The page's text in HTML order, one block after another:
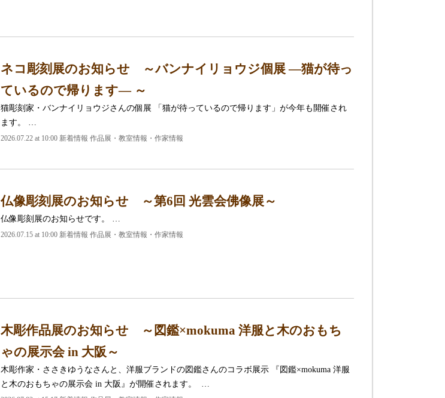
ネコ彫刻展のお知らせ ～バンナイリョウジ個展 ―猫が待っ
ているので帰ります― ～
猫彫刻家・バンナイリョウジさんの個展 「猫が待っているので帰ります」が今年も開催され
ます。 …
2026.07.22 at 10:00 新着情報 作品展・教室情報・作家情報
仏像彫刻展のお知らせ ～第6回 光雲会佛像展～
仏像彫刻展のお知らせです。 …
2026.07.15 at 10:00 新着情報 作品展・教室情報・作家情報
木彫作品展のお知らせ ～図鑑×mokuma 洋服と木のおもち
ゃの展示会 in 大阪～
木彫作家・ささきゆうなさんと、洋服ブランドの図鑑さんのコラボ展示 『図鑑×mokuma 洋服
と木のおもちゃの展示会 in 大阪』が開催されます。 …